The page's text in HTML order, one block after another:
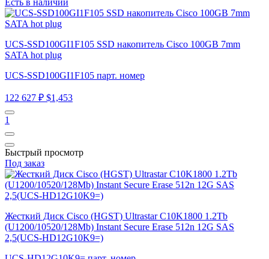
Есть в наличии
UCS-SSD100GI1F105 SSD накопитель Cisco 100GB 7mm
SATA hot plug
UCS-SSD100GI1F105 парт. номер
122 627 ₽ $1,453
1
Быстрый просмотр
Под заказ
Жесткий Диск Cisco (HGST) Ultrastar C10K1800 1.2Tb
(U1200/10520/128Mb) Instant Secure Erase 512n 12G SAS
2,5(UCS-HD12G10K9=)